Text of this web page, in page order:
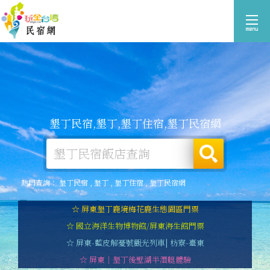
墾丁民宿,墾丁,墾丁住宿,墾丁民宿網
熱門查詢：墾丁民宿 ,墾丁,墾丁住宿,墾丁民宿網
☆ 屏東墾丁鹿境梅花鹿生態園區門票
☆ 國立海洋生物博物館/屏東海生館門票
☆ 屏東-藍皮解憂號觀光列車| 枋寮-臺東
☆ 屏東｜墾丁後壁湖半潛艇體驗